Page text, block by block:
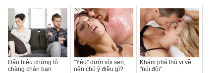
Dấu hiệu chứng tỏ
chàng chán bạn
''Yêu'' dưới vòi sen,
nên chú ý điều gì?
Khám phá thú vị về
"núi đôi"